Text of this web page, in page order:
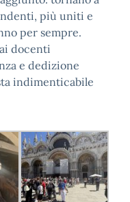
più uniti e
per sempre.
docenti
e dedizione
indimenticabile